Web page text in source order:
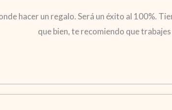
hacer un regalo. Será un éxito al 100%.
que bien, te recomiendo que